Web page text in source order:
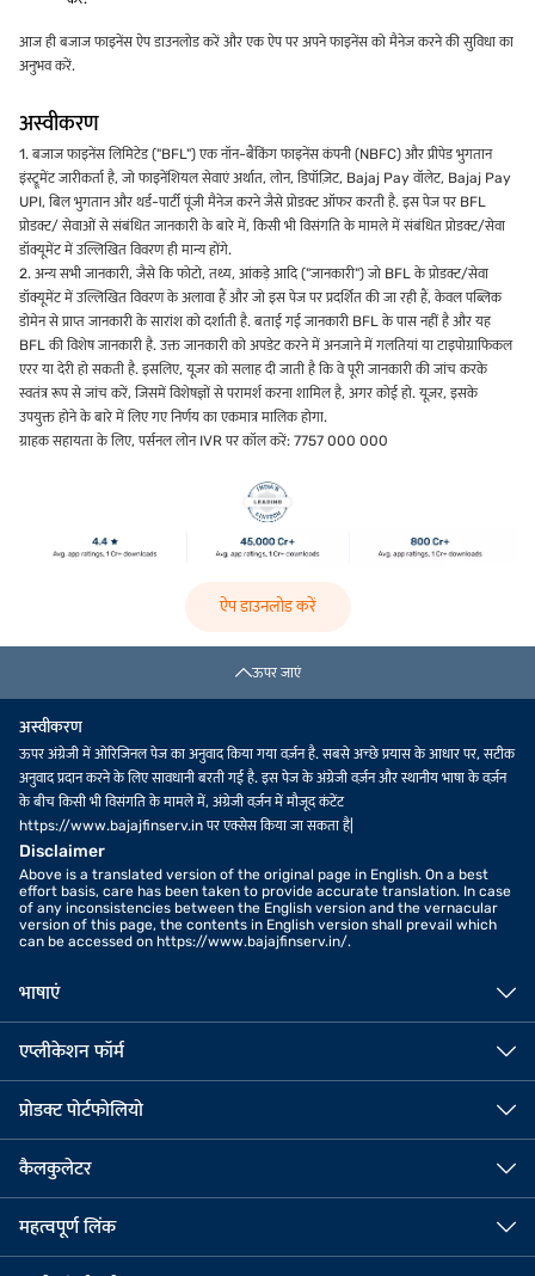
आज ही बजाज फाइनेंस ऐप डाउनलोड करें और एक ऐप पर अपने फाइनेंस को मैनेज करने की सुविधा का
अनुभव करें.
अस्वीकरण
1. बजाज फाइनेंस लिमिटेड ("BFL") एक नॉन-बैंकिंग फाइनेंस कंपनी (NBFC) और प्रीपेड भुगतान
इंस्ट्रूमेंट जारीकर्ता है, जो फाइनेंशियल सेवाएं अर्थात, लोन, डिपॉज़िट, Bajaj Pay वॉलेट, Bajaj Pay
UPI, बिल भुगतान और थर्ड-पार्टी पूंजी मैनेज करने जैसे प्रोडक्ट ऑफर करती है. इस पेज पर BFL
प्रोडक्ट/ सेवाओं से संबंधित जानकारी के बारे में, किसी भी विसंगति के मामले में संबंधित प्रोडक्ट/सेवा
डॉक्यूमेंट में उल्लिखित विवरण ही मान्य होंगे.
2. अन्य सभी जानकारी, जैसे कि फोटो, तथ्य, आंकड़े आदि ("जानकारी") जो BFL के प्रोडक्ट/सेवा
डॉक्यूमेंट में उल्लिखित विवरण के अलावा हैं और जो इस पेज पर प्रदर्शित की जा रही हैं, केवल पब्लिक
डोमेन से प्राप्त जानकारी के सारांश को दर्शाती है. बताई गई जानकारी BFL के पास नहीं है और यह
BFL की विशेष जानकारी है. उक्त जानकारी को अपडेट करने में अनजाने में गलतियां या टाइपोग्राफिकल
एरर या देरी हो सकती है. इसलिए, यूज़र को सलाह दी जाती है कि वे पूरी जानकारी की जांच करके
स्वतंत्र रूप से जांच करें, जिसमें विशेषज्ञों से परामर्श करना शामिल है, अगर कोई हो. यूज़र, इसके
उपयुक्त होने के बारे में लिए गए निर्णय का एकमात्र मालिक होगा.
ग्राहक सहायता के लिए, पर्सनल लोन IVR पर कॉल करें: 7757 000 000
ऐप डाउनलोड करें
ऊपर जाएं
अस्वीकरण
ऊपर अंग्रेजी में ओरिजिनल पेज का अनुवाद किया गया वर्ज़न है. सबसे अच्छे प्रयास के आधार पर, सटीक
अनुवाद प्रदान करने के लिए सावधानी बरती गई है. इस पेज के अंग्रेजी वर्ज़न और स्थानीय भाषा के वर्ज़न
के बीच किसी भी विसंगति के मामले में, अंग्रेजी वर्ज़न में मौजूद कंटेंट
https://www.bajajfinserv.in पर एक्सेस किया जा सकता है|
Disclaimer
Above is a translated version of the original page in English. On a best
effort basis, care has been taken to provide accurate translation. In case
of any inconsistencies between the English version and the vernacular
version of this page, the contents in English version shall prevail which
can be accessed on https://www.bajajfinserv.in/.
भाषाएं
एप्लीकेशन फॉर्म
प्रोडक्ट पोर्टफोलियो
कैलकुलेटर
महत्वपूर्ण लिंक